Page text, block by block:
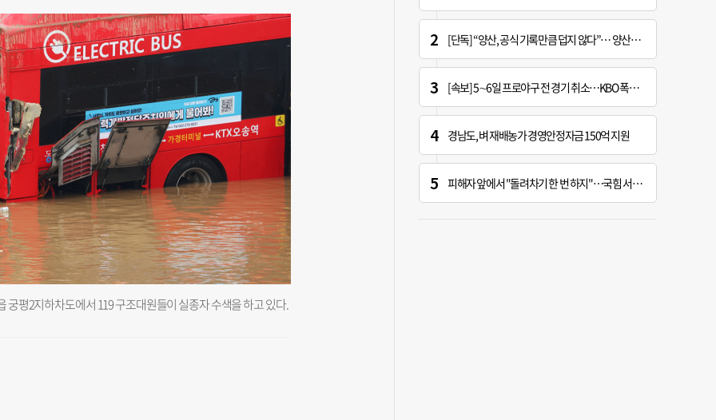
궁평2지하차도에서 119 구조대원들이 실종자 수색을 하고 있다.
[단독] “양산, 공식 기록만큼 덥지 않다”… 양산시, 기상청에 관측장비 이동 요청
[속보] 5∼6일 프로야구 전 경기 취소…KBO 폭염 긴급대책 회의 개최
경남도, 벼 재배농가 경영안정자금 150억 지원
피해자 앞에서 "돌려차기 한 번 하지"…국힘 서범수 황당한 망언